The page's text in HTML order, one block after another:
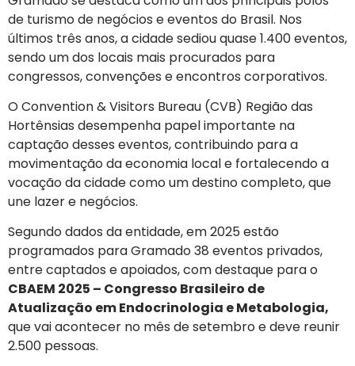
de turismo de negócios e eventos do Brasil. Nos
últimos três anos, a cidade sediou quase 1.400 eventos,
sendo um dos locais mais procurados para
congressos, convenções e encontros corporativos.
O Convention & Visitors Bureau (CVB) Região das
Hortênsias desempenha papel importante na
captação desses eventos, contribuindo para a
movimentação da economia local e fortalecendo a
vocação da cidade como um destino completo, que
une lazer e negócios.
Segundo dados da entidade, em 2025 estão
programados para Gramado 38 eventos privados,
entre captados e apoiados, com destaque para o
CBAEM 2025 – Congresso Brasileiro de
Atualização em Endocrinologia e Metabologia,
que vai acontecer no mês de setembro e deve reunir
2.500 pessoas.